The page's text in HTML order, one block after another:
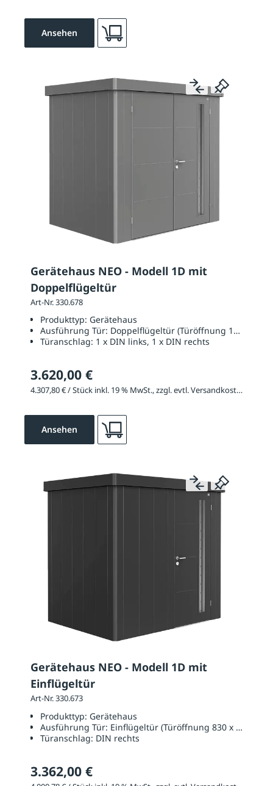
Ansehen
Gerätehaus NEO - Modell 1D mit
Doppelflügeltür
Art-Nr. 330.678
Produkttyp: Gerätehaus
Ausführung Tür: Doppelflügeltür (Türöffnung 1670 x
Türanschlag: 1 x DIN links, 1 x DIN rechts
3.620,00 €
4.307,80 € / Stück inkl. 19 % MwSt., zzgl. evtl. Versandkosten
Ansehen
Gerätehaus NEO - Modell 1D mit
Einflügeltür
Art-Nr. 330.673
Produkttyp: Gerätehaus
Ausführung Tür: Einflügeltür (Türöffnung 830 x 2000
Türanschlag: DIN rechts
3.362,00 €